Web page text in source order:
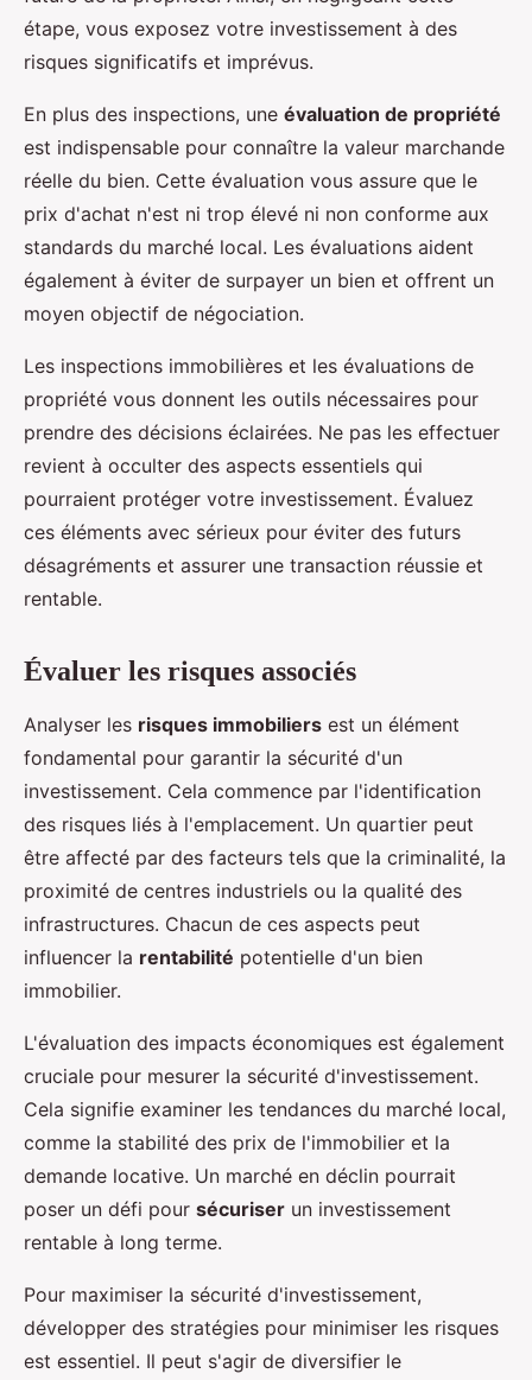
étape, vous exposez votre investissement à des
risques significatifs et imprévus.
En plus des inspections, une évaluation de propriété
est indispensable pour connaître la valeur marchande
réelle du bien. Cette évaluation vous assure que le
prix d'achat n'est ni trop élevé ni non conforme aux
standards du marché local. Les évaluations aident
également à éviter de surpayer un bien et offrent un
moyen objectif de négociation.
Les inspections immobilières et les évaluations de
propriété vous donnent les outils nécessaires pour
prendre des décisions éclairées. Ne pas les effectuer
revient à occulter des aspects essentiels qui
pourraient protéger votre investissement. Évaluez
ces éléments avec sérieux pour éviter des futurs
désagréments et assurer une transaction réussie et
rentable.
Évaluer les risques associés
Analyser les risques immobiliers est un élément
fondamental pour garantir la sécurité d'un
investissement. Cela commence par l'identification
des risques liés à l'emplacement. Un quartier peut
être affecté par des facteurs tels que la criminalité, la
proximité de centres industriels ou la qualité des
infrastructures. Chacun de ces aspects peut
influencer la rentabilité potentielle d'un bien
immobilier.
L'évaluation des impacts économiques est également
cruciale pour mesurer la sécurité d'investissement.
Cela signifie examiner les tendances du marché local,
comme la stabilité des prix de l'immobilier et la
demande locative. Un marché en déclin pourrait
poser un défi pour sécuriser un investissement
rentable à long terme.
Pour maximiser la sécurité d'investissement,
développer des stratégies pour minimiser les risques
est essentiel. Il peut s'agir de diversifier le